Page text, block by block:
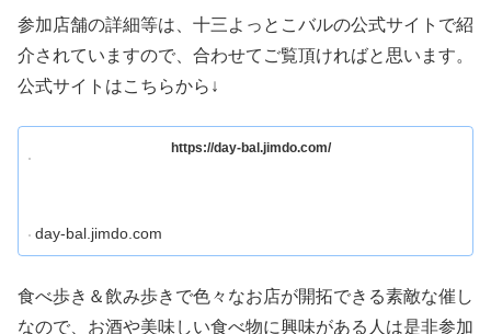
参加店舗の詳細等は、十三よっとこバルの公式サイトで紹
介されていますので、合わせてご覧頂ければと思います。
公式サイトはこちらから↓
https://day-bal.jimdo.com/
day-bal.jimdo.com
食べ歩き＆飲み歩きで色々なお店が開拓できる素敵な催し
なので、お酒や美味しい食べ物に興味がある人は是非参加